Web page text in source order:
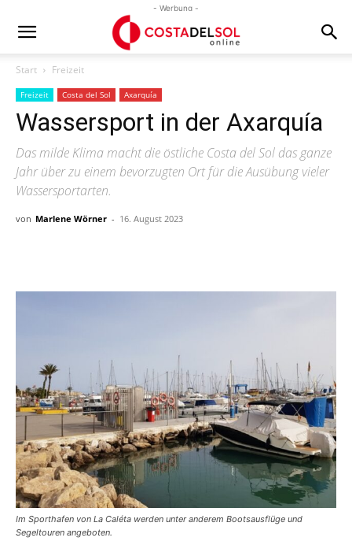
- Werbung -
Start Freizeit
Freizeit Costa del Sol Axarquía
Wassersport in der Axarquía
Das milde Klima macht die östliche Costa del Sol das ganze
Jahr über zu einem bevorzugten Ort für die Ausübung vieler
Wassersportarten.
von Marlene Wörner - 16. August 2023
Im Sporthafen von La Caléta werden unter anderem Bootsausflüge und
Segeltouren angeboten.